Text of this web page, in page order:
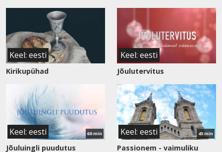
Keel: eesti
Kirikupühad
Keel: eesti
Jõulutervitus
saadet
60 min
Keel: eesti
Jõuluingli puudutus
Vaata
saadet
45 min
Keel: eesti
Passionem - vaimuliku